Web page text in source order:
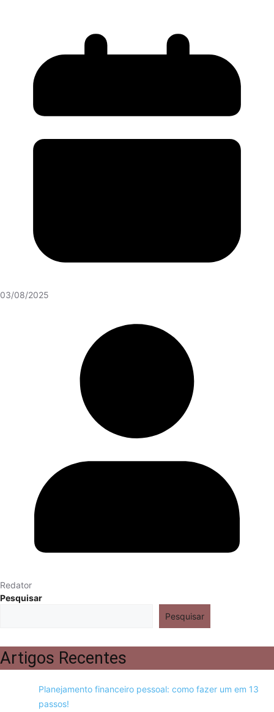
03/08/2025
Redator
Pesquisar
Pesquisar
Artigos Recentes
Planejamento financeiro pessoal: como fazer um em 13
passos!